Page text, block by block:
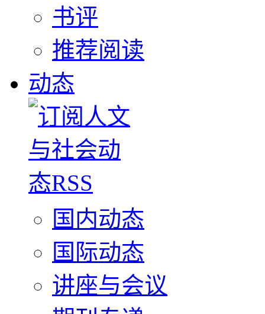
书评
推荐阅读
动态
国内动态
国际动态
讲座与会议